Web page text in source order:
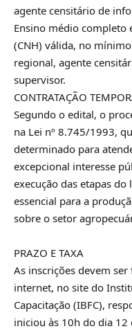
agente censitário de
Ensino médio completo
(CNH) válida, no
regional, agente
supervisor.
CONTRATAÇÃO
Segundo o edital, o
na Lei nº 8.745/1993,
determinado para
excepcional interesse
execução das etapas
essencial para a
sobre o setor
PRAZO E TAXA
As inscrições devem
internet, no site do
Capacitação (IBFC),
iniciou às 10h do dia 12